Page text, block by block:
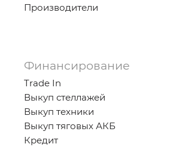
Производители
Финансирование
Trade In
Выкуп стеллажей
Выкуп техники
Выкуп тяговых АКБ
Кредит